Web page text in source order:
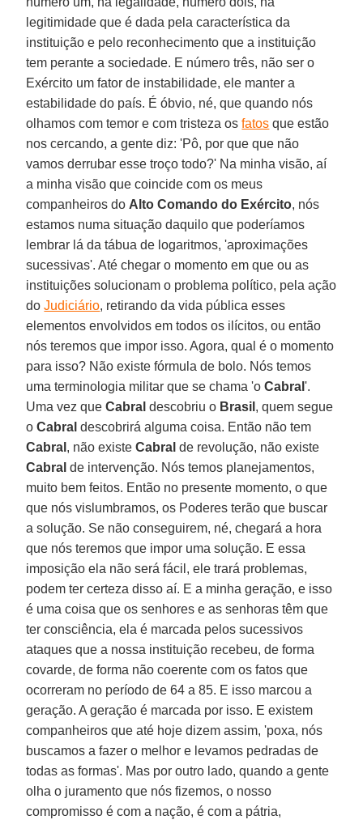
legitimidade que é dada pela característica da
instituição e pelo reconhecimento que a instituição
tem perante a sociedade. E número três, não ser o
Exército um fator de instabilidade, ele manter a
estabilidade do país. É óbvio, né, que quando nós
olhamos com temor e com tristeza osfatos que estão
nos cercando, a gente diz: 'Pô, por que que não
vamos derrubar esse troço todo?' Na minha visão, aí
a minha visão que coincide com os meus
companheiros do Alto Comando do Exército, nós
estamos numa situação daquilo que poderíamos
lembrar lá da tábua de logaritmos, 'aproximações
sucessivas'. Até chegar o momento em que ou as
instituições solucionam o problema político, pela ação
doJudiciário, retirando da vida pública esses
elementos envolvidos em todos os ilícitos, ou então
nós teremos que impor isso. Agora, qual é o momento
para isso? Não existe fórmula de bolo. Nós temos
uma terminologia militar que se chama 'oCabral'.
Uma vez queCabral descobriu o Brasil , quem segue
oCabral descobrirá alguma coisa. Então não tem
Cabral , não existeCabral de revolução, não existe
Cabral de intervenção. Nós temos planejamentos,
muito bem feitos. Então no presente momento, o que
que nós vislumbramos, os Poderes terão que buscar
a solução. Se não conseguirem, né, chegará a hora
que nós teremos que impor uma solução. E essa
imposição ela não será fácil, ele trará problemas,
podem ter certeza disso aí. E a minha geração, e isso
é uma coisa que os senhores e as senhoras têm que
ter consciência, ela é marcada pelos sucessivos
ataques que a nossa instituição recebeu, de forma
covarde, de forma não coerente com os fatos que
ocorreram no período de 64 a 85. E isso marcou a
geração. A geração é marcada por isso. E existem
companheiros que até hoje dizem assim, 'poxa, nós
buscamos a fazer o melhor e levamos pedradas de
todas as formas'. Mas por outro lado, quando a gente
olha o juramento que nós fizemos, o nosso
compromisso é com a nação, é com a pátria,